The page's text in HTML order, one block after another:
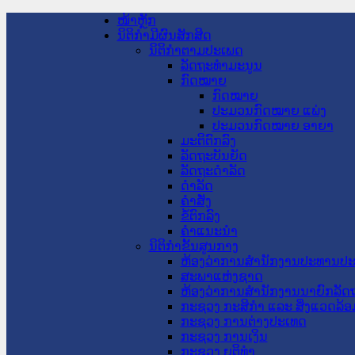
ໜ້າຫຼັກ
ນິຕິກໍາມີຜົນສັກສິດ
ນິຕິກໍາຕາມປະເພດ
ລັດຖະທໍາມະນູນ
ກົດໝາຍ
ກົດໝາຍ
ປະມວນກົດໝາຍ ແພ່ງ
ປະມວນກົດໝາຍ ອາຍາ
ມະຕິຕົກລົງ
ລັດຖະບັນຍັດ
ລັດຖະດໍາລັດ
ດໍາລັດ
ຄໍາສັ່ງ
ຂໍ້ຕົກລົງ
ຄໍາແນະນໍາ
ນິຕິກໍາຂັ້ນສູນກາງ
ຫ້ອງວ່າການສໍານັກງານປະທານປ
ສະພາແຫ່ງຊາດ
ຫ້ອງວ່າການສຳນັກງານນາຍົກລັດ
ກະຊວງ ກະສິກຳ ແລະ ສິ່ງແວດລ້ອ
ກະຊວງ ການຕ່າງປະເທດ
ກະຊວງ ການເງິນ
ກະຊວງ ຍຸຕິທໍາ